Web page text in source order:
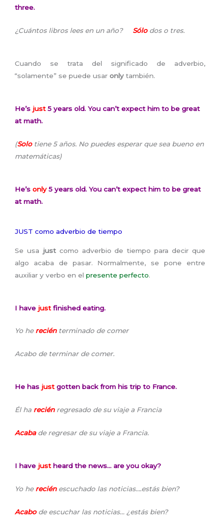
three.
¿Cuántos libros lees en un año? Sólo dos o tres.
Cuando se trata del significado de adverbio,
“solamente” se puede usar only también.
He’s just 5 years old. You can’t expect him to be great
at math.
(Solotiene 5 años. No puedes esperar que sea bueno en
matemáticas)
He’s only5 years old. You can’t expect him to be great
at math.
JUST como adverbio de tiempo
Se usa justcomo adverbio de tiempo para decir que
algo acaba de pasar. Normalmente, se pone entre
auxiliar y verbo en el presente perfecto.
I have just finished eating.
Yo he recién terminado de comer
Acabo de terminar de comer.
He has just gotten back from his trip to France.
Él ha recién regresado de su viaje a Francia
Acaba de regresar de su viaje a Francia.
I have just heard the news… are you okay?
Yo he recién escuchado las noticias….estás bien?
Acabo de escuchar las noticias… ¿estás bien?